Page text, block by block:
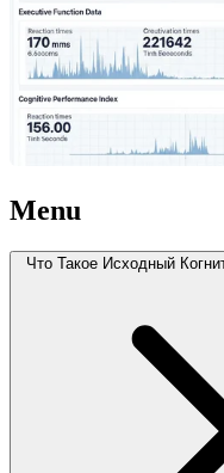
Menu
Что Такое Исходный